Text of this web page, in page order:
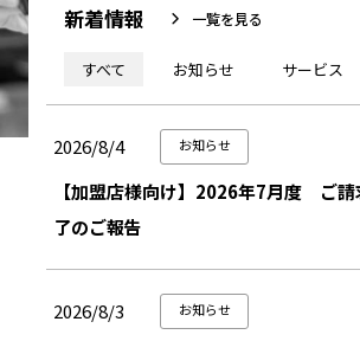
新着情報
すべて お知らせ サービス
一覧を見る
2026/8/4 お知らせ
【加盟店様向け】2026年7月度 ご
了のご報告
2026/8/3 お知らせ